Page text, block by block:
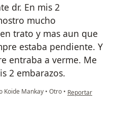
dr. En mis 2
mucho
trato y mas aun que
estaba pendiente. Y
entraba a verme. Me
2 embarazos.
Koide Mankay • Otro • en opinión del
Reportar